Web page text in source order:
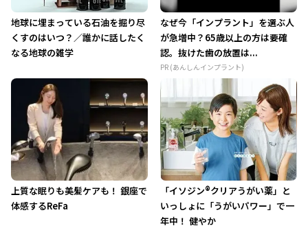
地球に埋まっている石油を掘り尽
くすのはいつ？／誰かに話したく
なる地球の雑学
なぜ今「インプラント」を選ぶ人
が急増中？65歳以上の方は要確
認。抜けた歯の放置は...
PR (あんしんインプラント)
上質な眠りも美髪ケアも！ 銀座で
体感するReFa
「イソジン®クリアうがい薬」と
いっしょに「うがいパワー」で一
年中！ 健やか